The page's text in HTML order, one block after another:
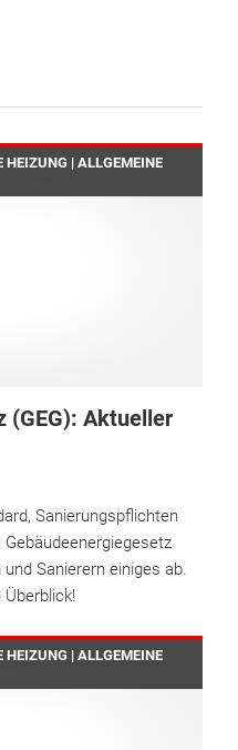
HEIZUNG | ALLGEMEINE
(GEG): Aktueller
Sanierungspflichten
Gebäudeenergiegesetz
Sanierern einiges ab.
HEIZUNG | ALLGEMEINE